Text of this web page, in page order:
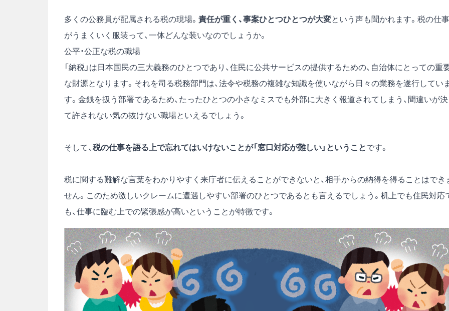
多くの公務員が配属される税の現場。 責任が重く、事案ひとつひとつが大変という声も聞かれます。税の仕事
がうまくいく服装って、一体どんな装いなのでしょうか。
公平・公正な税の職場
「納税」は日本国民の三大義務のひとつであり、住民に公共サービスの提供するための、自治体にとっての重
な財源となります。それを司る税務部門は、法令や税務の複雑な知識を使いながら日々の業務を遂行してい
す。金銭を扱う部署であるため、たったひとつの小さなミスでも外部に大きく報道されてしまう、間違いが
て許されない気の抜けない職場といえるでしょう。
そして、 税の仕事を語る上で忘れてはいけないことが「窓口対応が難しい」ということです。
税に関する難解な言葉をわかりやすく来庁者に伝えることができないと、相手からの納得を得ることはでき
せん。このため激しいクレームに遭遇しやすい部署のひとつであるとも言えるでしょう。机上でも住民対応
も、仕事に臨む上での緊張感が高いということが特徴です。